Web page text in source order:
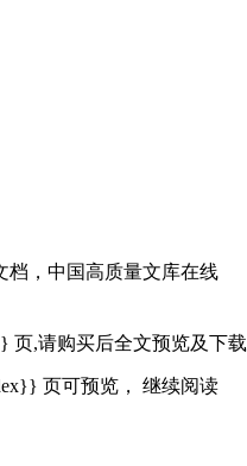
档，中国高质量文库在线
页,请购买后全文预览及下载
页可预览， 继续阅读